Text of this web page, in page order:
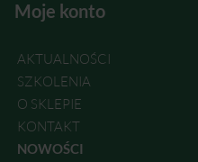
Moje konto
AKTUALNOŚCI
SZKOLENIA
O SKLEPIE
KONTAKT
NOWOŚCI